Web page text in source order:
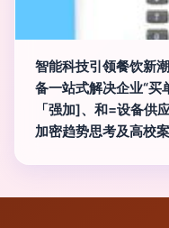
智能科技引领餐饮新
备一站式解决企业“
「强加]、和=设备供
加密趋势思考及高校